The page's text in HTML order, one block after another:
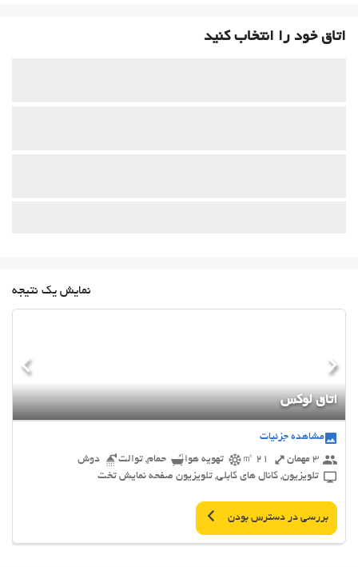
اتاق خود را انتخاب کنید
نمایش یک نتیجه
اتاق لوکس
مشاهده جزئیات
3 مهمان
21 ㎡ تهویه هوا حمام, توالت
دوش
تلویزیون, کانال های کابلی, تلویزیون صفحه نمایش تخت
بررسی در دسترس بودن